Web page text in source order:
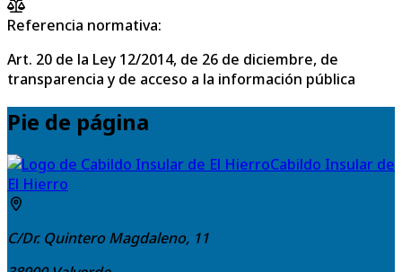
Referencia normativa:
Art. 20 de la Ley 12/2014, de 26 de diciembre, de
transparencia y de acceso a la información pública
Pie de página
Cabildo Insular de
El Hierro
C/Dr. Quintero Magdaleno, 11